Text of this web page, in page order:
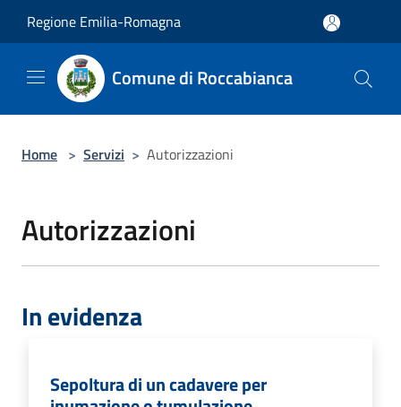
Regione Emilia-Romagna
Comune di Roccabianca
Home > Servizi > Autorizzazioni
Autorizzazioni
In evidenza
Sepoltura di un cadavere per